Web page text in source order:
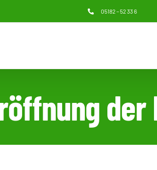
05182 – 52 33 6
der